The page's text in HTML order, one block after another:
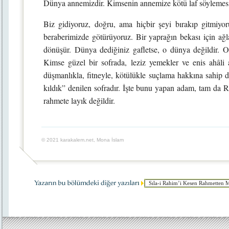
Dünya annemizdir. Kimsenin annemize kötü laf
Biz gidiyoruz, doğru, ama hiçbir şeyi bırakıp
beraberimizde götürüyoruz. Bir yaprağın bekası için
dönüşür. Dünya dediğiniz gafletse, o dünya değildir.
Kimse güzel bir sofrada, leziz yemekler ve enis ahâli
düşmanlıkla, fitneyle, kötülükle suçlama hakkına
kıldık” denilen sofradır. İşte bunu yapan adam, tam
rahmete layık değildir.
© 2021 karakalem.net, Mona İslam